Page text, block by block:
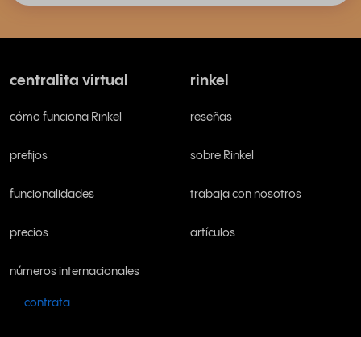
centralita virtual
cómo funciona Rinkel
prefijos
funcionalidades
precios
números internacionales
contrata
rinkel
reseñas
sobre Rinkel
trabaja con nosotros
artículos